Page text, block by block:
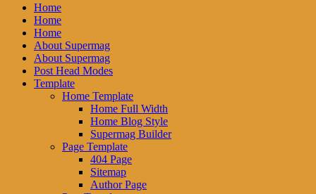
Home
Home
Home
About Supermag
About Supermag
Post Head Modes
Template
Home Template
Home Full Width
Home Blog Style
Supermag Builder
Page Template
404 Page
Sitemap
Author Page